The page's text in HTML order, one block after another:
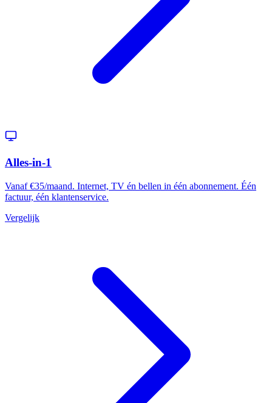
Alles-in-1
Vanaf €35/maand. Internet, TV én bellen in één abonnement. Één
factuur, één klantenservice.
Vergelijk